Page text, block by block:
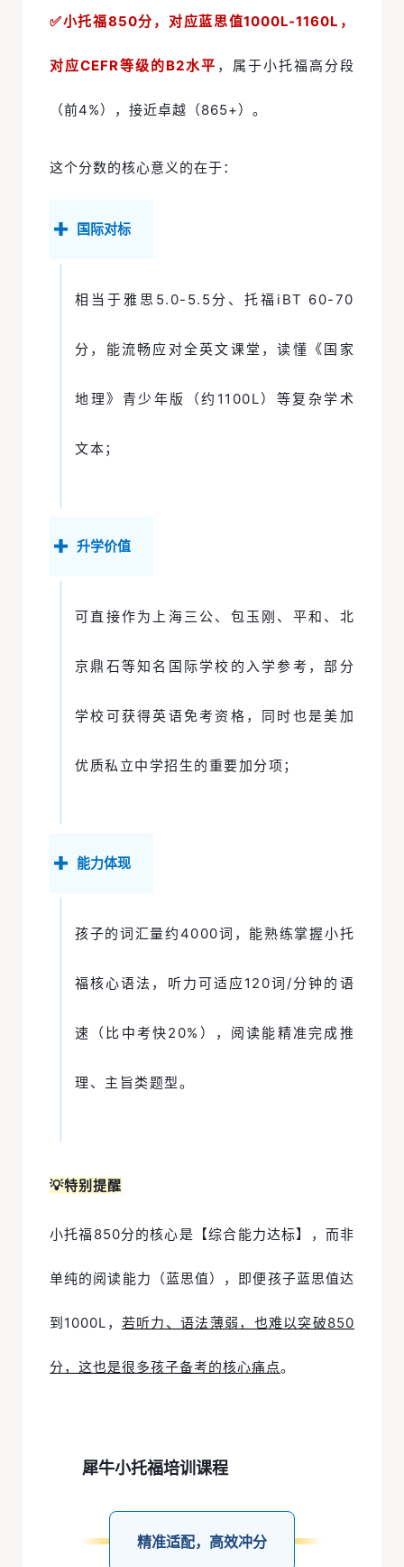
✅小托福850分，对应蓝思值1000L-1160L，
对应CEFR等级的B2水平 ，属于小托福高分段
（前4%），接近卓越（865+）。
这个分数的核心意义的在于：
国际对标
相当于雅思5.0-5.5分、托福iBT 60-70
分，能流畅应对全英文课堂，读懂《国家
地理》青少年版（约1100L）等复杂学术
文本；
升学价值
可直接作为 上海三公、包玉刚、平和、北
京鼎石等知名国际学校的入学参考，部分
学校可获得英语免考资格，同时也是美加
优质私立中学招生的重要加分项；
能力体现
孩子的词汇量约4000词，能熟练掌握小托
福核心语法，听力可适应120词/分钟的语
速（比中考快20%），阅读能精准完成推
理、主旨类题型。
💡特别提醒
小托福850分的核心是【综合能力达标】，而非
单纯的阅读能力（蓝思值），即便孩子蓝思值达
到1000L， 若听力、语法薄弱，也难以突破850
分，这也是很多孩子备考的核心痛点。
犀牛小托福培训课程
精准适配，高效冲分